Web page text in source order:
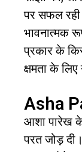
पर सफल
भावनात्मक
प्रकार के
क्षमता के लिए
Asha
आशा पारेख
परत जोड़ दी।